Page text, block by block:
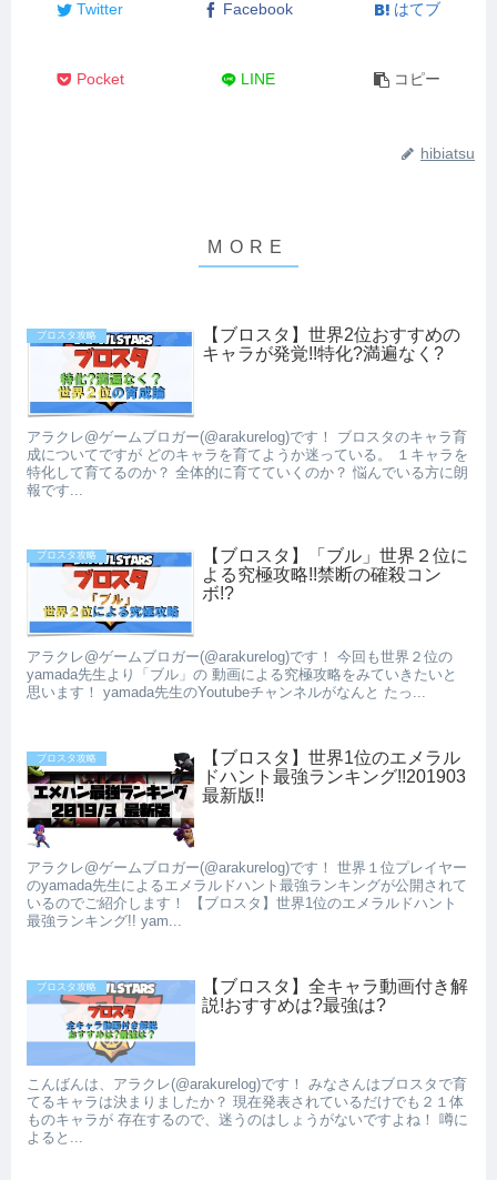
Twitter Facebook はてブ
Pocket LINE コピー
hibiatsu
ブロスタ攻略
【ブロスタ】世界2位おすすめの
キャラが発覚!!特化?満遍なく?
アラクレ@ゲームブロガー(@arakurelog)です！ ブロスタのキャラ育
成についてですが どのキャラを育てようか迷っている。 １キャラを
特化して育てるのか？ 全体的に育てていくのか？ 悩んでいる方に朗
報です...
ブロスタ攻略
【ブロスタ】「ブル」世界２位に
よる究極攻略!!禁断の確殺コン
ボ!?
アラクレ@ゲームブロガー(@arakurelog)です！ 今回も世界２位の
yamada先生より「ブル」の 動画による究極攻略をみていきたいと
思います！ yamada先生のYoutubeチャンネルがなんと たっ...
ブロスタ攻略
【ブロスタ】世界1位のエメラル
ドハント最強ランキング!!201903
最新版!!
アラクレ@ゲームブロガー(@arakurelog)です！ 世界１位プレイヤー
のyamada先生によるエメラルドハント最強ランキングが公開されて
いるのでご紹介します！ 【ブロスタ】世界1位のエメラルドハント
最強ランキング!! yam...
ブロスタ攻略
【ブロスタ】全キャラ動画付き解
説!おすすめは?最強は?
こんばんは、アラクレ(@arakurelog)です！ みなさんはブロスタで育
てるキャラは決まりましたか？ 現在発表されているだけでも２１体
ものキャラが 存在するので、迷うのはしょうがないですよね！ 噂に
よると...